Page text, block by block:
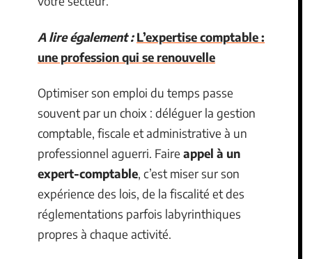
A lire également : L’expertise comptable :
une profession qui se renouvelle
Optimiser son emploi du temps passe
souvent par un choix : déléguer la gestion
comptable, fiscale et administrative à un
professionnel aguerri. Faire appel à un
expert-comptable, c’est miser sur son
expérience des lois, de la fiscalité et des
réglementations parfois labyrinthiques
propres à chaque activité.